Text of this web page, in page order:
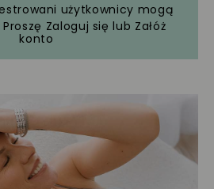
użytkownicy mogą
Zaloguj się lub Załóż
konto